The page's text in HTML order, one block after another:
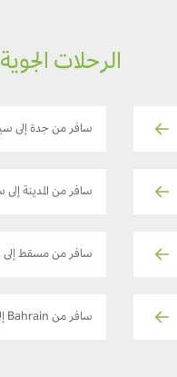
الرحلات
سافر من جدة إلى
سافر من المدينة
سافر من مسقط إلى
سافر من Bahrain إلى سيالكوت